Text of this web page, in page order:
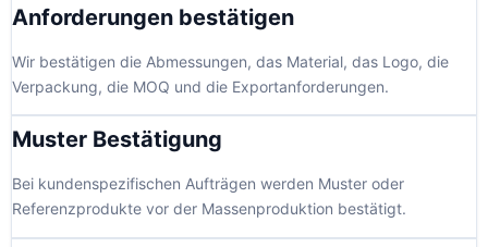
Anforderungen bestätigen
Wir bestätigen die Abmessungen, das Material, das Logo, die
Verpackung, die MOQ und die Exportanforderungen.
Muster Bestätigung
Bei kundenspezifischen Aufträgen werden Muster oder
Referenzprodukte vor der Massenproduktion bestätigt.